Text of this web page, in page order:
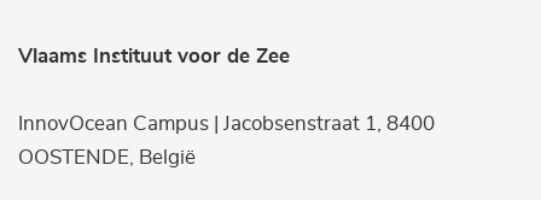
Vlaams Instituut voor de Zee
InnovOcean Campus | Jacobsenstraat 1, 8400
OOSTENDE, België